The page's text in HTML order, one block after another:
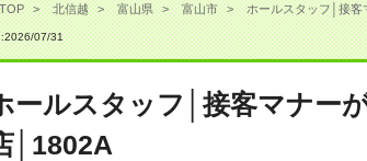
北信越 富山県 富山市 ホールスタッフ│接客
2026/07/31
ールスタッフ│接客マナー
│1802A